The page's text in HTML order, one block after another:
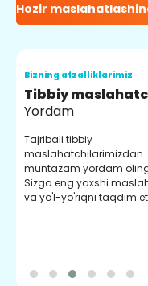
Hozir
Bizning afzalliklarimiz
Tibbiy
Yordam
Tajribali tibbiy
maslahatchilarimizdan
muntazam yordam
Sizga eng yaxshi
va yo'l-yo'riqni taqdim